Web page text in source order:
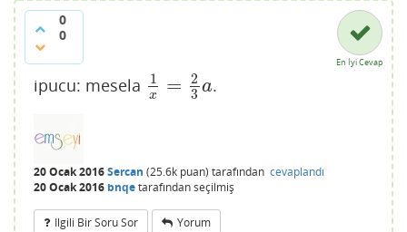
0
0
En İyi Cevap
ipucu: mesela 1
x =
2
3 a
1x =2 a .
20 Ocak 2016Sercan (25.6k puan) tarafından cevaplandı
20 Ocak 2016 bnqetarafındanseçilmiş
Ilgili Bir Soru Sor Yorum